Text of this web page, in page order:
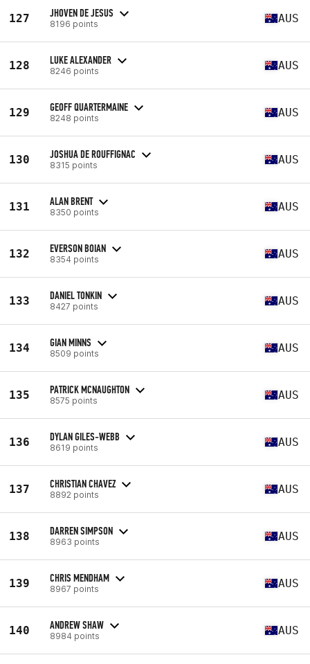
127 JHOVEN DE JESUS
8196 points AUS
128 LUKE ALEXANDER
8246 points AUS
129 GEOFF QUARTERMAINE
8248 points AUS
130 JOSHUA DE ROUFFIGNAC
8315 points AUS
131 ALAN BRENT
8350 points AUS
132 EVERSON BOIAN
8354 points AUS
133 DANIEL TONKIN
8427 points AUS
134 GIAN MINNS
8509 points AUS
135 PATRICK MCNAUGHTON
8575 points AUS
136 DYLAN GILES-WEBB
8619 points AUS
137 CHRISTIAN CHAVEZ
8892 points AUS
138 DARREN SIMPSON
8963 points AUS
139 CHRIS MENDHAM
8967 points AUS
140 ANDREW SHAW
8984 points AUS